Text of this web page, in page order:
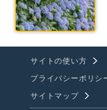
サイトの使い方
プライバシーポリシ
サイトマップ